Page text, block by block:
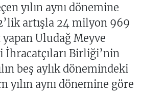
yılın aynı dönemine
artışla 24 milyon 969
Uludağ Meyve
İhracatçıları Birliği’nin
beş aylık dönemindeki
yılın aynı dönemine göre